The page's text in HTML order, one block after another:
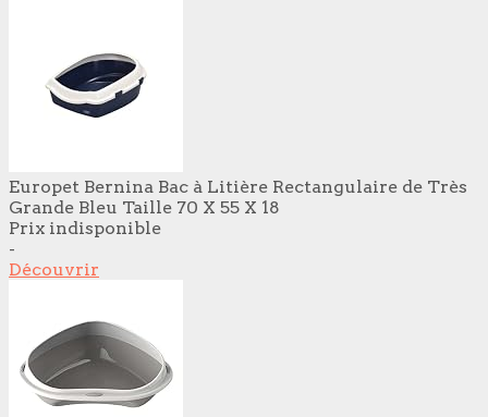
Europet Bernina Bac à Litière Rectangulaire de Très
Grande Bleu Taille 70 X 55 X 18
Prix indisponible
-
Découvrir